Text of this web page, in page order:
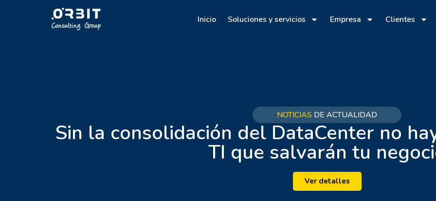
Inicio Soluciones y servicios Empresa Clientes
NOTICIAS DE ACTUALIDAD
Sin la consolidación del DataCenter no
TI que salvarán tu
Ver detalles